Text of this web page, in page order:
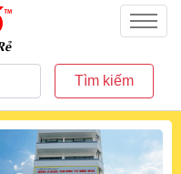
Menu
Tìm kiếm